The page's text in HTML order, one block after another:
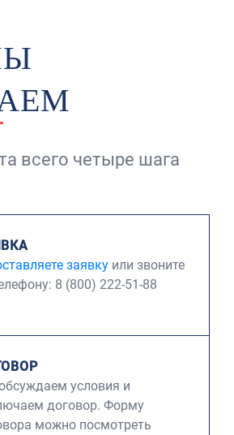
всего четыре шага
заявку или звоните
8 (800) 222-51-88
условия и
договор. Форму
можно посмотреть